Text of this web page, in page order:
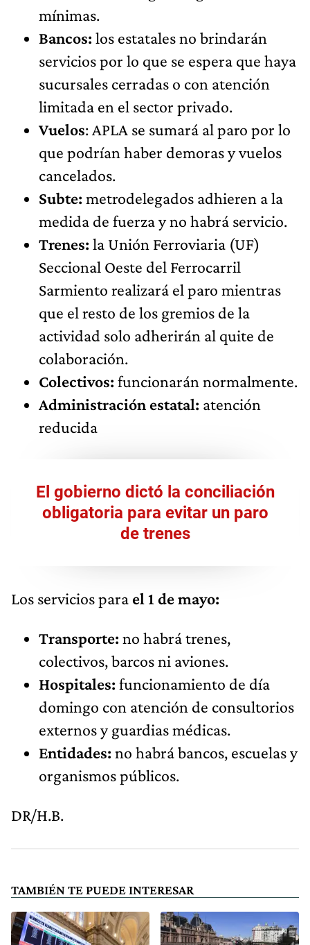
mínimas.
Bancos: los estatales no brindarán
servicios por lo que se espera que haya
sucursales cerradas o con atención
limitada en el sector privado.
Vuelos: APLA se sumará al paro por lo
que podrían haber demoras y vuelos
cancelados.
Subte: metrodelegados adhieren a la
medida de fuerza y no habrá servicio.
Trenes: la Unión Ferroviaria (UF)
Seccional Oeste del Ferrocarril
Sarmiento realizará el paro mientras
que el resto de los gremios de la
actividad solo adherirán al quite de
colaboración.
Colectivos: funcionarán normalmente.
Administración estatal: atención
reducida
El gobierno dictó la conciliación
obligatoria para evitar un paro
de trenes
Los servicios para el 1 de mayo:
Transporte: no habrá trenes,
colectivos, barcos ni aviones.
Hospitales: funcionamiento de día
domingo con atención de consultorios
externos y guardias médicas.
Entidades: no habrá bancos, escuelas y
organismos públicos.
DR/H.B.
TAMBIÉN TE PUEDE INTERESAR